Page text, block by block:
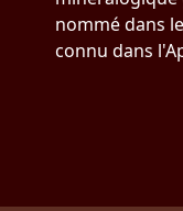
nommé dans
connu dans